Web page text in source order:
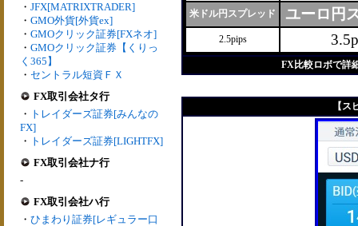
・ JFX[MATRIXTRADER]
・ GMO外貨[外貨ex]
・ GMOクリック証券[FXネオ]
・ GMOクリック証券【くりっ
く365】
・ セントラル短資ＦＸ
FX取引会社タ行
・ トレイダーズ証券[みんなの
FX]
・ トレイダーズ証券[LIGHTFX]
FX取引会社ナ行
-
FX取引会社ハ行
・ ひまわり証券[レギュラー口
米ドル円スプレッド ユーロ円
2.5pips
FX比較ロボで詳
【